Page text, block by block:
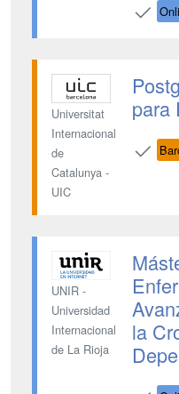
Universitat
Internacional
de
Catalunya -
UIC
para
UNIR -
Universidad
Internacional
de La Rioja
la